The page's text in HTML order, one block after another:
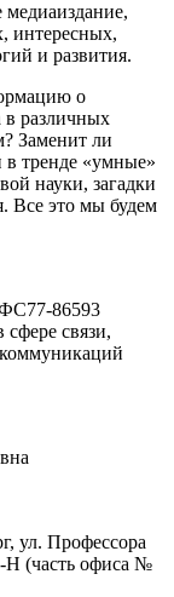
интересных,
и развития.
о
в различных
Заменит ли
в тренде «умные»
науки, загадки
Все это мы будем
86593
связи,
ул. Профессора
Н (часть офиса №